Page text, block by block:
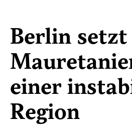
Berlin
einer
Region